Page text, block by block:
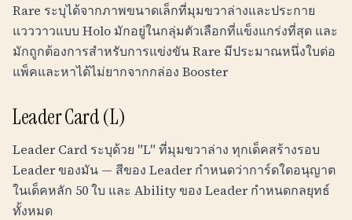
Rare ระบุได้จากภาพขนาดเล็กที่มุมขวาล่างและประกาย
แวววาวแบบ Holo มักอยู่ในกลุ่มตัวเลือกที่แข็งแกร่งที่สุด และ
มักถูกต้องการสำหรับการแข่งขัน Rare มีประมาณหนึ่งใบต่อ
แพ็คและหาได้ไม่ยากจากกล่อง Booster
Leader Card (L)
Leader Card ระบุด้วย "L" ที่มุมขวาล่าง ทุกเด็คสร้างรอบ
Leader ของมัน — สีของ Leader กำหนดว่าการ์ดใดอนุญาต
ในเด็คหลัก 50 ใบ และ Ability ของ Leader กำหนดกลยุทธ์
ทั้งหมด